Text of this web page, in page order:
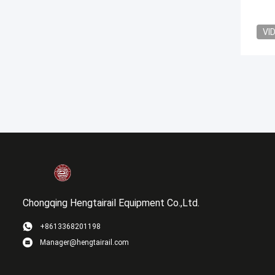
Chongqing Hengtairail Equipment Co.,Ltd.
+8613368201198
Manager@hengtairail.com